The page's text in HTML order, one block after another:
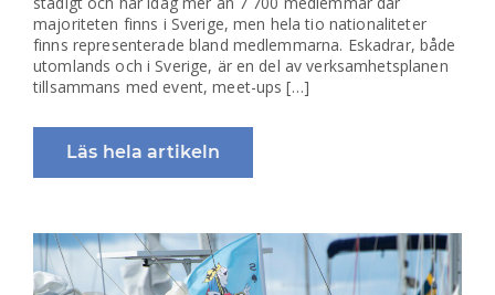
majoriteten finns i Sverige, men hela tio nationaliteter
finns representerade bland medlemmarna. Eskadrar, både
utomlands och i Sverige, är en del av verksamhetsplanen
tillsammans med event, meet-ups […]
Läs hela artikeln